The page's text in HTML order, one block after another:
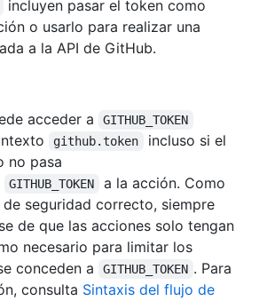
incluyen pasar el token como
o usarlo para realizar una
a la API de GitHub.
acceder a
GITHUB_TOKEN
github.token
incluso si el
no pasa
GITHUB_TOKEN
a la acción. Como
seguridad correcto, siempre
de que las acciones solo tengan
necesario para limitar los
conceden a
GITHUB_TOKEN . Para
consulta Sintaxis del flujo de